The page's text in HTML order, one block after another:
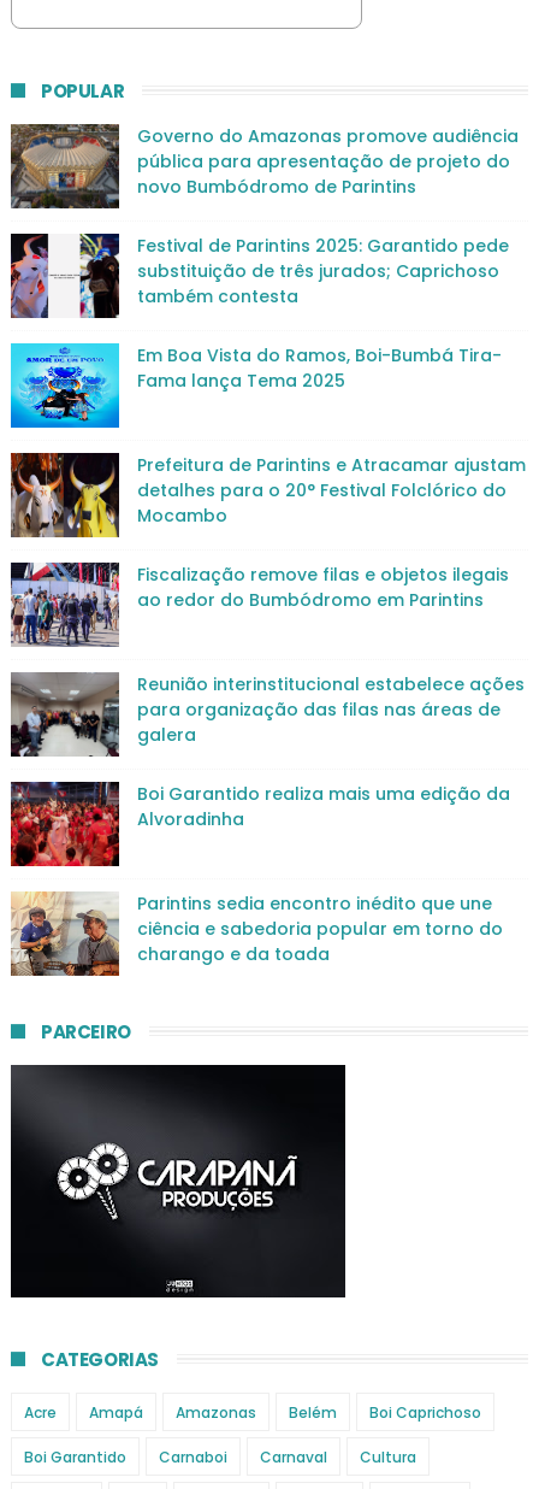
POPULAR
Governo do Amazonas promove audiência
pública para apresentação de projeto do
novo Bumbódromo de Parintins
Festival de Parintins 2025: Garantido pede
substituição de três jurados; Caprichoso
também contesta
Em Boa Vista do Ramos, Boi-Bumbá Tira-
Fama lança Tema 2025
Prefeitura de Parintins e Atracamar ajustam
detalhes para o 20° Festival Folclórico do
Mocambo
Fiscalização remove filas e objetos ilegais
ao redor do Bumbódromo em Parintins
Reunião interinstitucional estabelece ações
para organização das filas nas áreas de
galera
Boi Garantido realiza mais uma edição da
Alvoradinha
Parintins sedia encontro inédito que une
ciência e sabedoria popular em torno do
charango e da toada
PARCEIRO
CATEGORIAS
Acre Amapá Amazonas Belém Boi Caprichoso
Boi Garantido Carnaboi Carnaval Cultura